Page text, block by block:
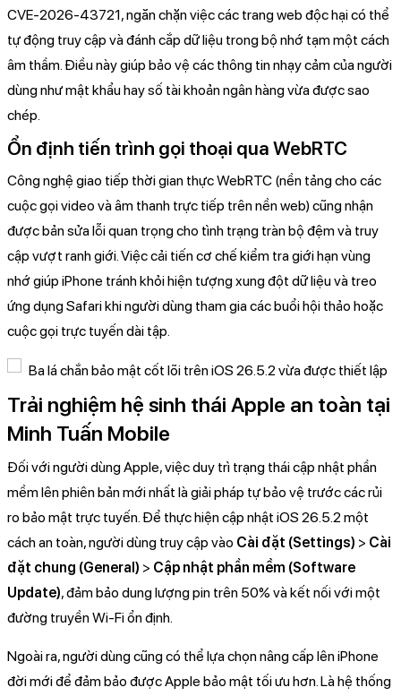
CVE-2026-43721, ngăn chặn việc các trang web độc hại có thể
tự động truy cập và đánh cắp dữ liệu trong bộ nhớ tạm một cách
âm thầm. Điều này giúp bảo vệ các thông tin nhạy cảm của người
dùng như mật khẩu hay số tài khoản ngân hàng vừa được sao
chép.
Ổn định tiến trình gọi thoại qua WebRTC
Công nghệ giao tiếp thời gian thực WebRTC (nền tảng cho các
cuộc gọi video và âm thanh trực tiếp trên nền web) cũng nhận
được bản sửa lỗi quan trọng cho tình trạng tràn bộ đệm và truy
cập vượt ranh giới. Việc cải tiến cơ chế kiểm tra giới hạn vùng
nhớ giúp iPhone tránh khỏi hiện tượng xung đột dữ liệu và treo
ứng dụng Safari khi người dùng tham gia các buổi hội thảo hoặc
cuộc gọi trực tuyến dài tập.
Trải nghiệm hệ sinh thái Apple an toàn tại
Minh Tuấn Mobile
Đối với người dùng Apple, việc duy trì trạng thái cập nhật phần
mềm lên phiên bản mới nhất là giải pháp tự bảo vệ trước các rủi
ro bảo mật trực tuyến. Để thực hiện cập nhật iOS 26.5.2 một
cách an toàn, người dùng truy cập vào Cài đặt (Settings) > Cài
đặt chung (General) > Cập nhật phần mềm (Software
Update), đảm bảo dung lượng pin trên 50% và kết nối với một
đường truyền Wi-Fi ổn định.
Ngoài ra, người dùng cũng có thể lựa chọn nâng cấp lên iPhone
đời mới để đảm bảo được Apple bảo mật tối ưu hơn. Là hệ thống